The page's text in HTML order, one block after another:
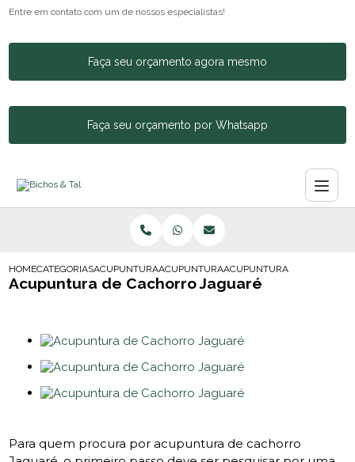
Entre em contato com um de nossos especialistas!
Faça seu orçamento agora mesmo
Faça seu orçamento por Whatsapp
HOMECATEGORIASACUPUNTURA ANIMALACUPUNTURA PARA CACHORRO BARRA
ACUPUNTURA DE
Acupuntura de Cachorro Jaguaré
Para quem procura por acupuntura de cachorro